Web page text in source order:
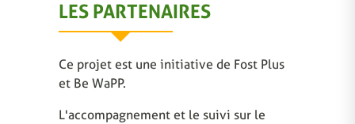
LES PARTENAIRES
Ce projet est une initiative de Fost Plus
et Be WaPP.
L'accompagnement et le suivi sur le